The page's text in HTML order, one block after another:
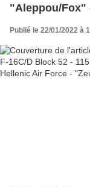
"Aleppou/Fox"
demo team 2014
Publié le 22/01/2022 à